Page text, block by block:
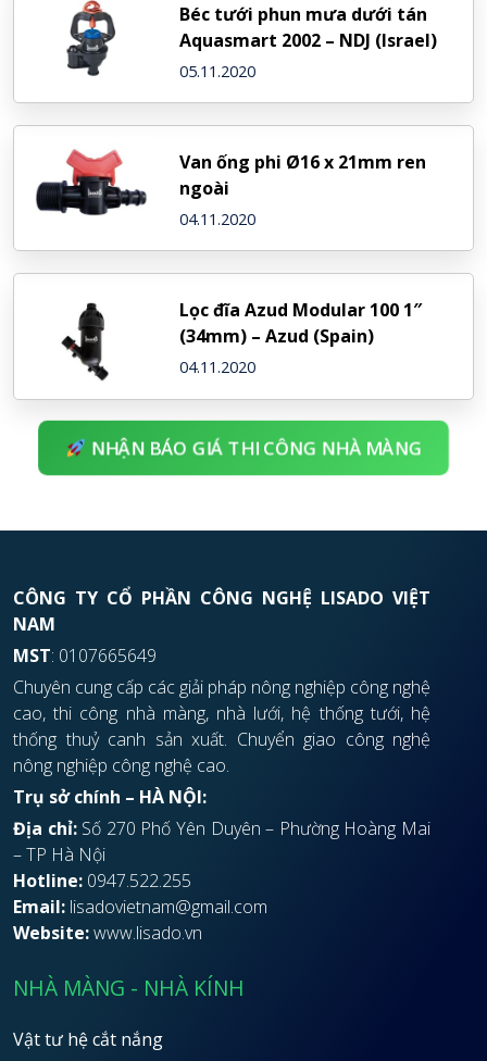
Béc tưới phun mưa dưới tán
Aquasmart 2002 – NDJ (Israel)
05.11.2020
Van ống phi Ø16 x 21mm ren
ngoài
04.11.2020
Lọc đĩa Azud Modular 100 1″
(34mm) – Azud (Spain)
04.11.2020
NHẬN BÁO GIÁ THI CÔNG NHÀ MÀNG
CÔNG TY CỔ PHẦN CÔNG NGHỆ LISADO VIỆT
NAM
MST: 0107665649
Chuyên cung cấp các giải pháp nông nghiệp công nghệ
cao, thi công nhà màng, nhà lưới, hệ thống tưới, hệ
thống thuỷ canh sản xuất. Chuyển giao công nghệ
nông nghiệp công nghệ cao.
Trụ sở chính – HÀ NỘI:
Địa chỉ:Số 270 Phố Yên Duyên – Phường Hoàng Mai
– TP Hà Nội
Hotline: 0947.522.255
Email: lisadovietnam@gmail.com
Website:www.lisado.vn
NHÀ MÀNG - NHÀ KÍNH
Vật tư hệ cắt nắng